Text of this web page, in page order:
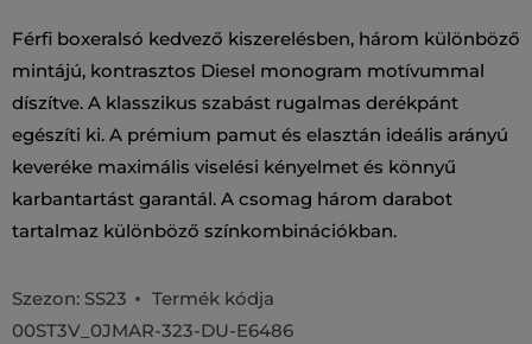
Férfi boxeralsó kedvező kiszerelésben, három különböző
mintájú, kontrasztos Diesel monogram motívummal
díszítve. A klasszikus szabást rugalmas derékpánt
egészíti ki. A prémium pamut és elasztán ideális arányú
keveréke maximális viselési kényelmet és könnyű
karbantartást garantál. A csomag három darabot
tartalmaz különböző színkombinációkban.
Szezon: SS23
Termék kódja
00ST3V_0JMAR-323-DU-E6486